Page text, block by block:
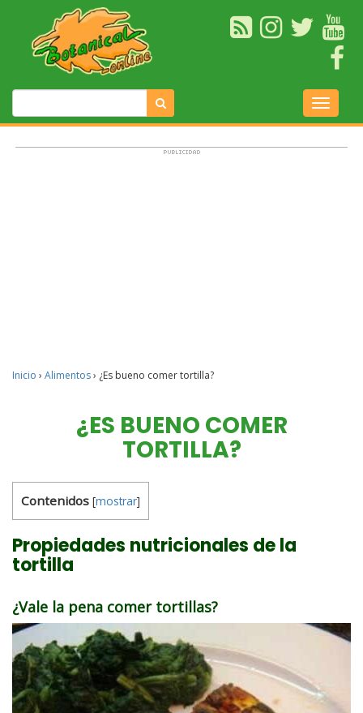
Inicio › Alimentos› ¿Es bueno comer tortilla?
¿ES BUENO COMER
TORTILLA?
Contenidos [mostrar]
Propiedades nutricionales de la
tortilla
¿Vale la pena comer tortillas?